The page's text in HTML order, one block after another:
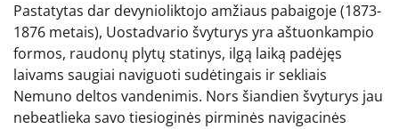
Pastatytas dar devynioliktojo amžiaus pabaigoje (1873-
1876 metais), Uostadvario švyturys yra aštuonkampio
formos, raudonų plytų statinys, ilgą laiką padėjęs
laivams saugiai naviguoti sudėtingais ir sekliais
Nemuno deltos vandenimis. Nors šiandien švyturys jau
nebeatlieka savo tiesioginės pirminės navigacinės